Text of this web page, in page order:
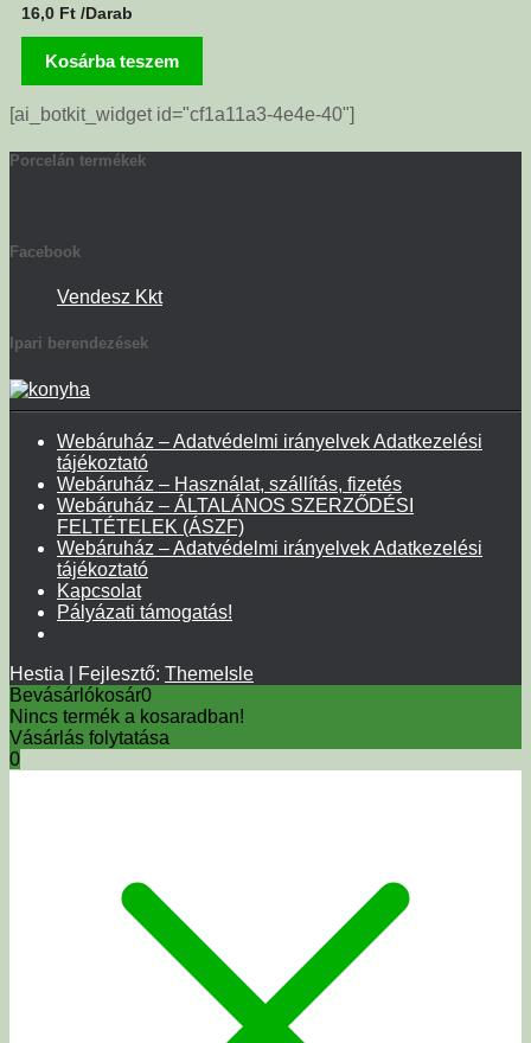
16,0 Ft /Darab
Kosárba teszem
[ai_botkit_widget id="cf1a11a3-4e4e-40"]
Porcelán termékek
Facebook
Vendesz Kkt
Ipari berendezések
Webáruház – Adatvédelmi irányelvek Adatkezelési
tájékoztató
Webáruház – Használat, szállítás, fizetés
Webáruház – ÁLTALÁNOS SZERZŐDÉSI
FELTÉTELEK (ÁSZF)
Webáruház – Adatvédelmi irányelvek Adatkezelési
tájékoztató
Kapcsolat
Pályázati támogatás!
Hestia | Fejlesztő: ThemeIsle
Bevásárlókosár0
Nincs termék a kosaradban!
Vásárlás folytatása
0